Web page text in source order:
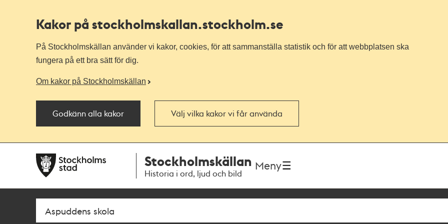
Kakor på stockholmskallan.stockholm.se
På Stockholmskällan använder vi kakor, cookies, för att sammanställa statistik och för att webbplatsen ska
fungera på ett bra sätt för dig.
Om kakor på Stockholmskällan
Godkänn alla kakor Välj vilka kakor vi får använda
navigationen
huvudinnehållet
Stockholmskällan
Historia i ord, ljud och bild
Meny
Sök